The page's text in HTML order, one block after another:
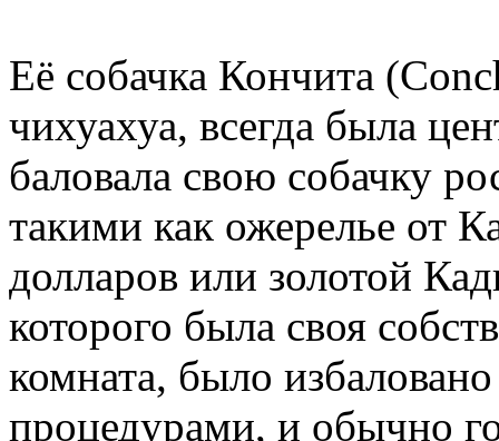
Её собачка Кончита
чихуахуа, всегда была
баловала свою собачку
такими как ожерелье от
долларов или золотой
которого была своя
комната, было
процедурами, и обычно